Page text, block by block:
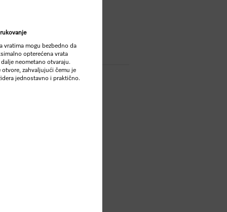
vratima mogu bezbedno da
opterećena vrata
neometano otvaraju.
zahvaljujući čemu je
jednostavno i praktično.